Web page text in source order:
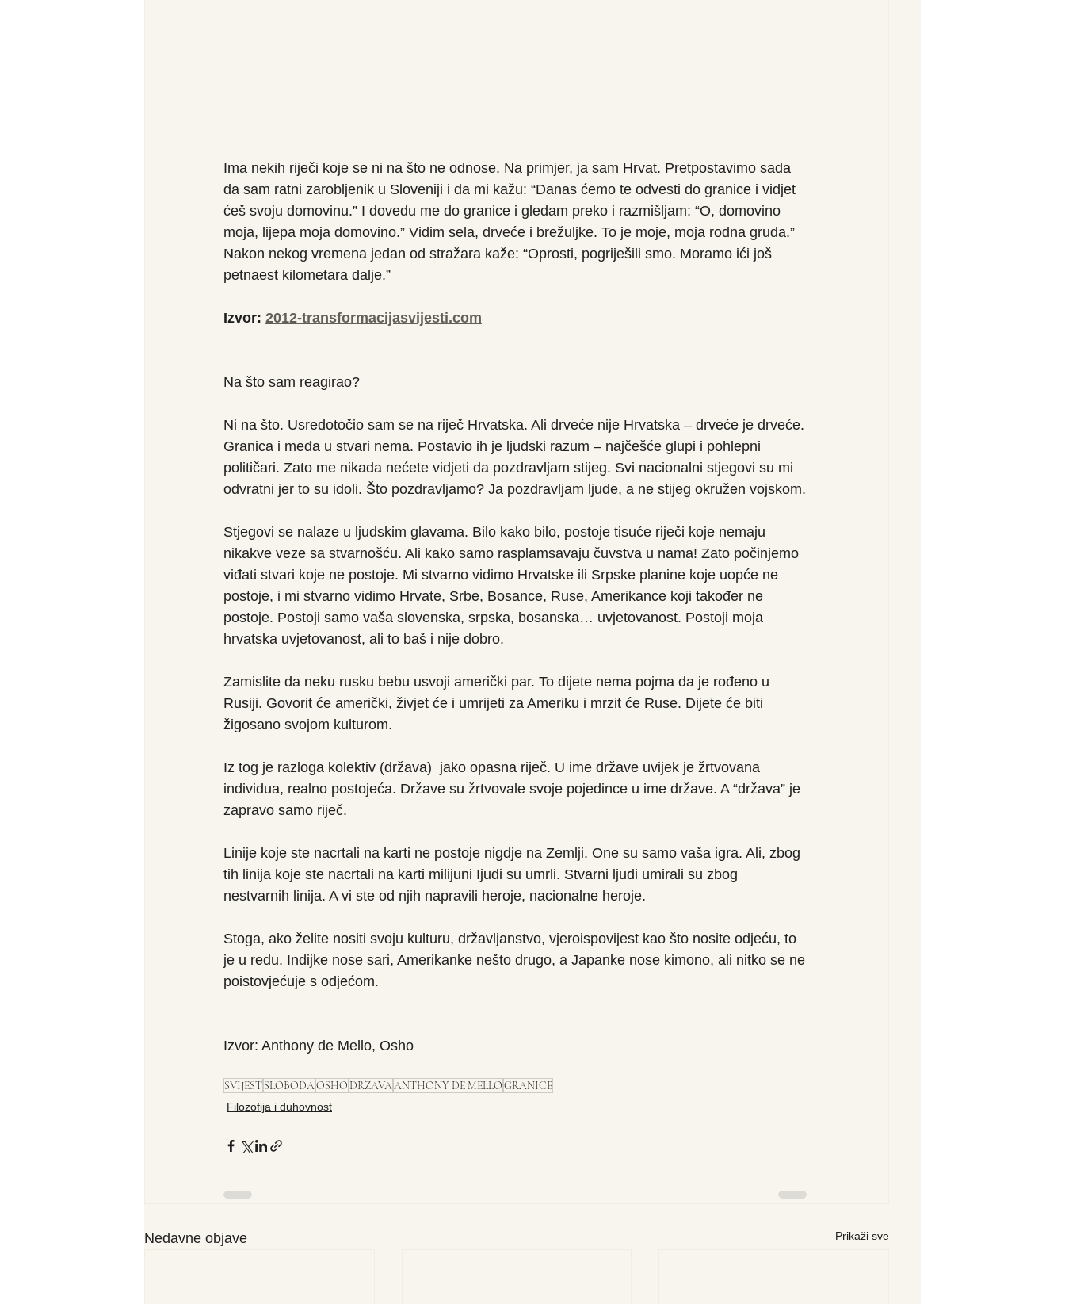
Ima nekih riječi koje se ni na što ne odnose. Na primjer, ja sam Hrvat. Pretpostavimo sada
da sam ratni zarobljenik u Sloveniji i da mi kažu: “Danas ćemo te odvesti do granice i vidjet
ćeš svoju domovinu.” I dovedu me do granice i gledam preko i razmišljam: “O, domovino
moja, lijepa moja domovino.” Vidim sela, drveće i brežuljke. To je moje, moja rodna gruda.”
Nakon nekog vremena jedan od stražara kaže: “Oprosti, pogriješili smo. Moramo ići još
petnaest kilometara dalje.”
Izvor: 2012-transformacijasvijesti.com
Na što sam reagirao?
Ni na što. Usredotočio sam se na riječ Hrvatska. Ali drveće nije Hrvatska – drveće je drveće.
Granica i međa u stvari nema. Postavio ih je ljudski razum – najčešće glupi i pohlepni
političari. Zato me nikada nećete vidjeti da pozdravljam stijeg. Svi nacionalni stjegovi su mi
odvratni jer to su idoli. Što pozdravljamo? Ja pozdravljam ljude, a ne stijeg okružen vojskom.
Stjegovi se nalaze u ljudskim glavama. Bilo kako bilo, postoje tisuće riječi koje nemaju
nikakve veze sa stvarnošću. Ali kako samo rasplamsavaju čuvstva u nama! Zato počinjemo
viđati stvari koje ne postoje. Mi stvarno vidimo Hrvatske ili Srpske planine koje uopće ne
postoje, i mi stvarno vidimo Hrvate, Srbe, Bosance, Ruse, Amerikance koji također ne
postoje. Postoji samo vaša slovenska, srpska, bosanska… uvjetovanost. Postoji moja
hrvatska uvjetovanost, ali to baš i nije dobro.
Zamislite da neku rusku bebu usvoji američki par. To dijete nema pojma da je rođeno u
Rusiji. Govorit će američki, živjet će i umrijeti za Ameriku i mrzit će Ruse. Dijete će biti
žigosano svojom kulturom.
Iz tog je razloga kolektiv (država)  jako opasna riječ. U ime države uvijek je žrtvovana
individua, realno postojeća. Države su žrtvovale svoje pojedince u ime države. A “država” je
zapravo samo riječ.
Linije koje ste nacrtali na karti ne postoje nigdje na Zemlji. One su samo vaša igra. Ali, zbog
tih linija koje ste nacrtali na karti milijuni Ijudi su umrli. Stvarni ljudi umirali su zbog
nestvarnih linija. A vi ste od njih napravili heroje, nacionalne heroje.
Stoga, ako želite nositi svoju kulturu, državljanstvo, vjeroispovijest kao što nosite odjeću, to
je u redu. Indijke nose sari, Amerikanke nešto drugo, a Japanke nose kimono, ali nitko se ne
poistovjećuje s odjećom.
Izvor: Anthony de Mello, Osho
SVIJESTSLOBODAOSHODRZAVAANTHONY DE MELLOGRANICE
Filozofija i duhovnost
Nedavne objave Prikaži sve